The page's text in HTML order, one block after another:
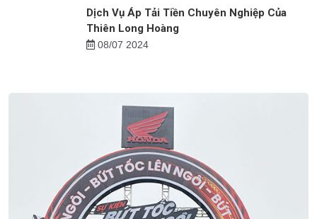
Dịch Vụ Bảo Vệ Bệnh Viện Tại Thanh Hóa
16/07 2024
Dịch Vụ Áp Tải Tiền Chuyên Nghiệp Của
Thiên Long Hoàng
08/07 2024